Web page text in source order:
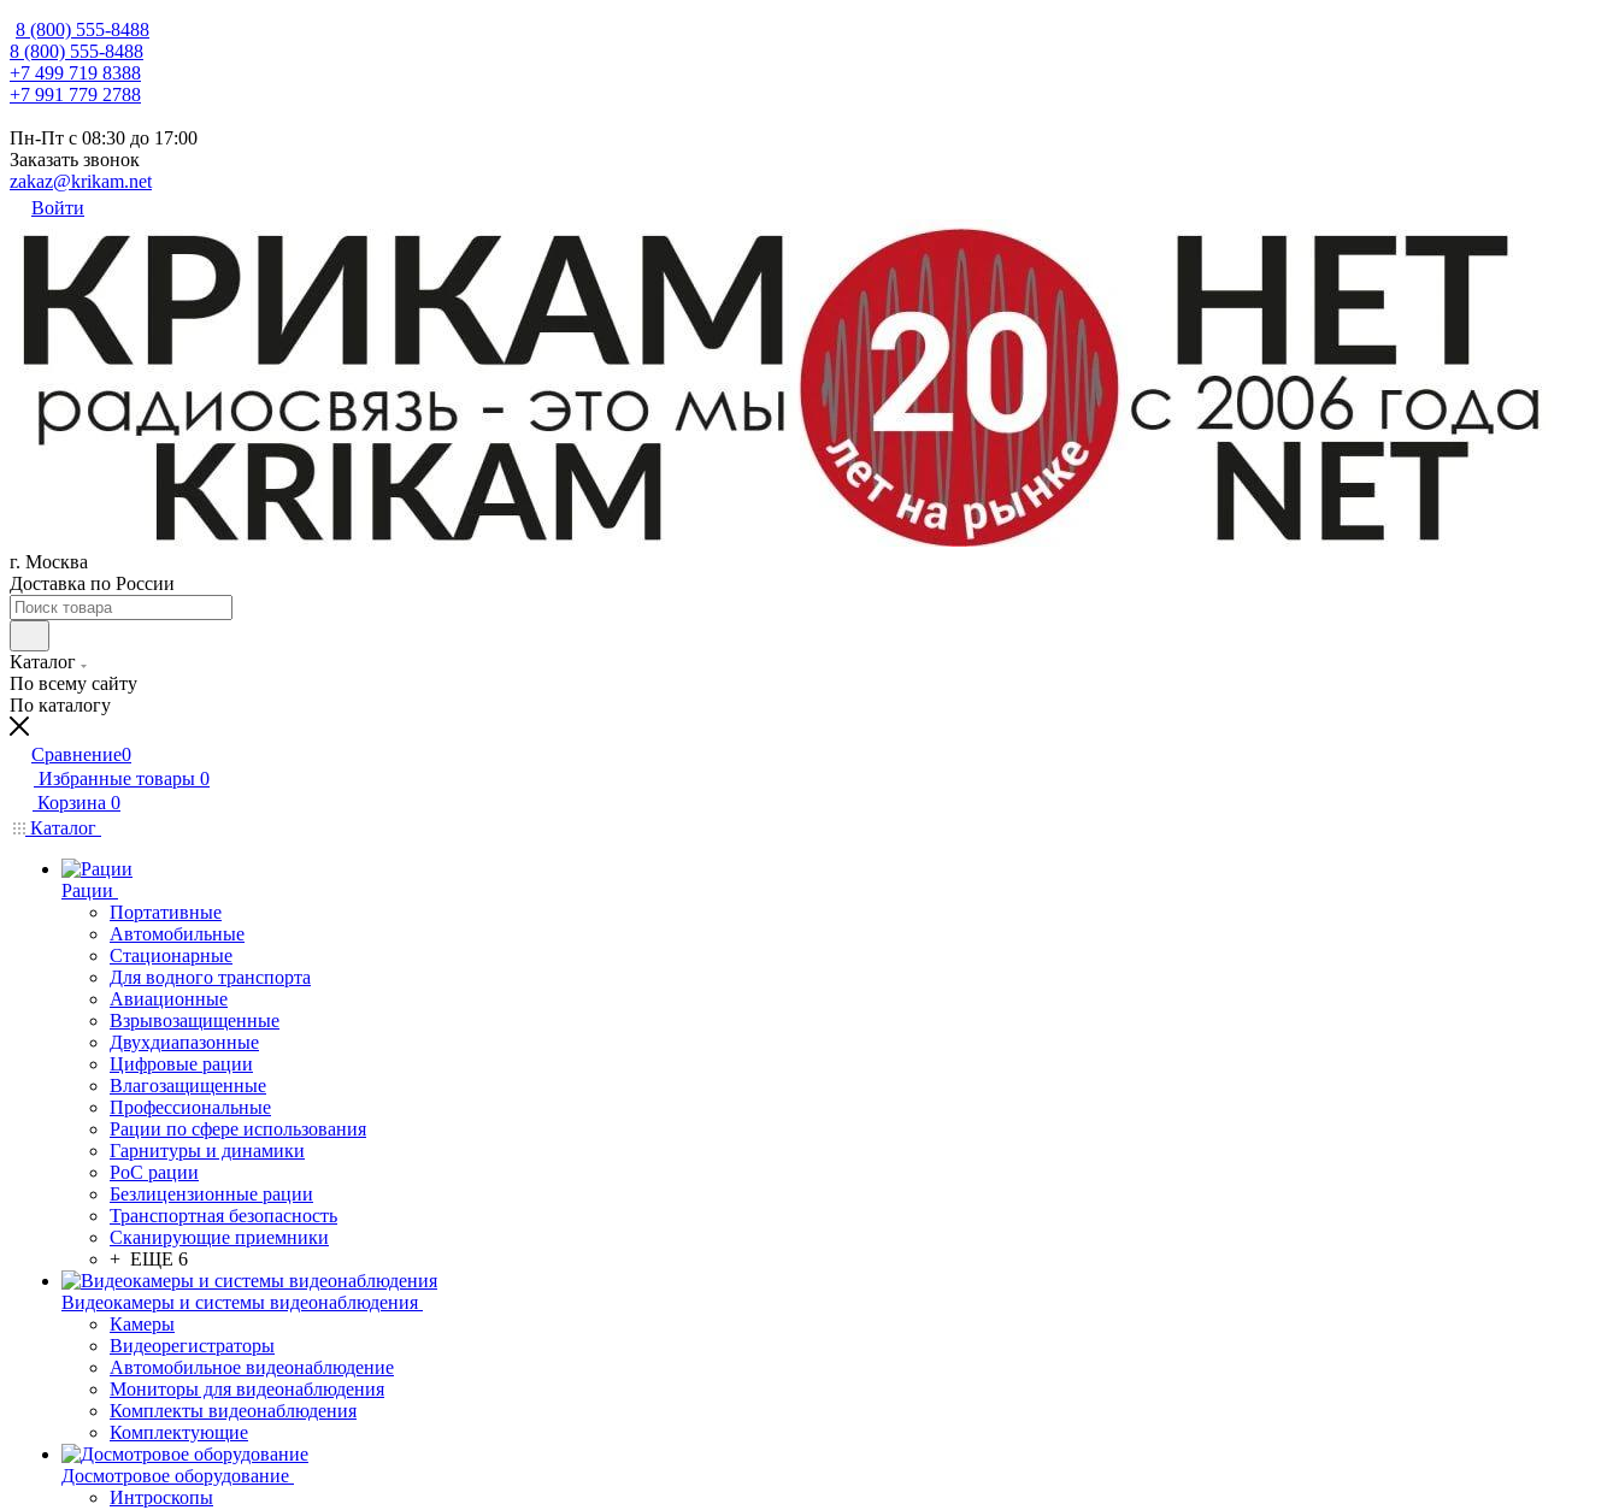
8 (800) 555-8488
8 (800) 555-8488
+7 499 719 8388
+7 991 779 2788
Пн-Пт с 08:30 до 17:00
Заказать звонок
zakaz@krikam.net
Войти
г. Москва
Доставка по России
Каталог
По всему сайту
По каталогу
Сравнение0
Избранные товары 0
Корзина 0
Каталог
Рации
Портативные
Автомобильные
Стационарные
Для водного транспорта
Авиационные
Взрывозащищенные
Двухдиапазонные
Цифровые рации
Влагозащищенные
Профессиональные
Рации по сфере использования
Гарнитуры и динамики
PoC рации
Безлицензионные рации
Транспортная безопасность
Сканирующие приемники
+ ЕЩЕ 6
Видеокамеры и системы видеонаблюдения
Камеры
Видеорегистраторы
Автомобильное видеонаблюдение
Мониторы для видеонаблюдения
Комплекты видеонаблюдения
Комплектующие
Досмотровое оборудование
Интроскопы